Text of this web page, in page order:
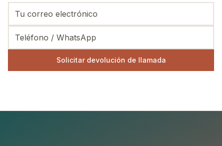
Solicitar devolución de llamada